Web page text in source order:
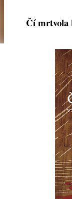
Čí mrtvola